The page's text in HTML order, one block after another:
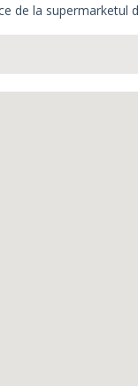
de la supermarketul